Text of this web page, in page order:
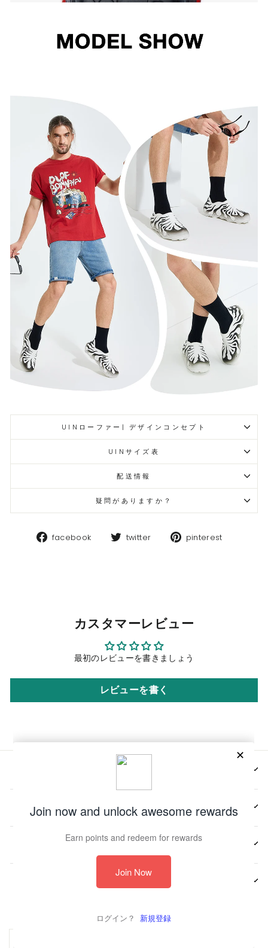
UINローファー| デザインコンセプト
UINサイズ表
配送情報
疑問がありますか？
facebook Facebook
twitter Twitterpinterest
カスタマーレビュー
最初のレビューを書きましょう
レビューを書く
📩メールマガジンの登録
📬お問い合わせ先